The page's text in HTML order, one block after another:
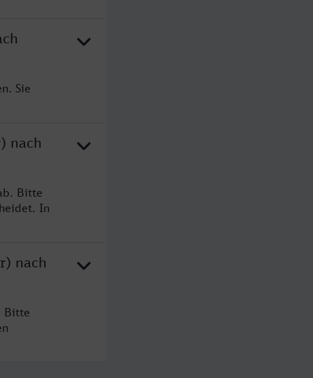
Sie
nach
Bitte
In
nach
Bitte